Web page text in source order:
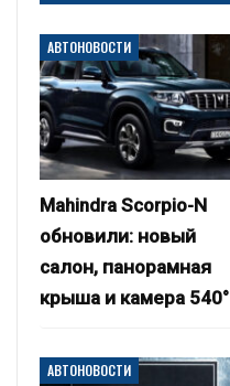
АВТОНОВОСТИ
Mahindra Scorpio-N
обновили: новый
салон, панорамная
крыша и камера 540°
АВТОНОВОСТИ